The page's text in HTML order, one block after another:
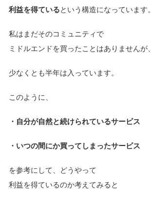
利益を得ているという構造になっています。
私はまだそのコミュニティで
ミドルエンドを買ったことはありませんが、
少なくとも半年は入っています。
このように、
・自分が自然と続けられているサービス
・いつの間にか買ってしまったサービス
を参考にして、どうやって
利益を得ているのか考えてみると